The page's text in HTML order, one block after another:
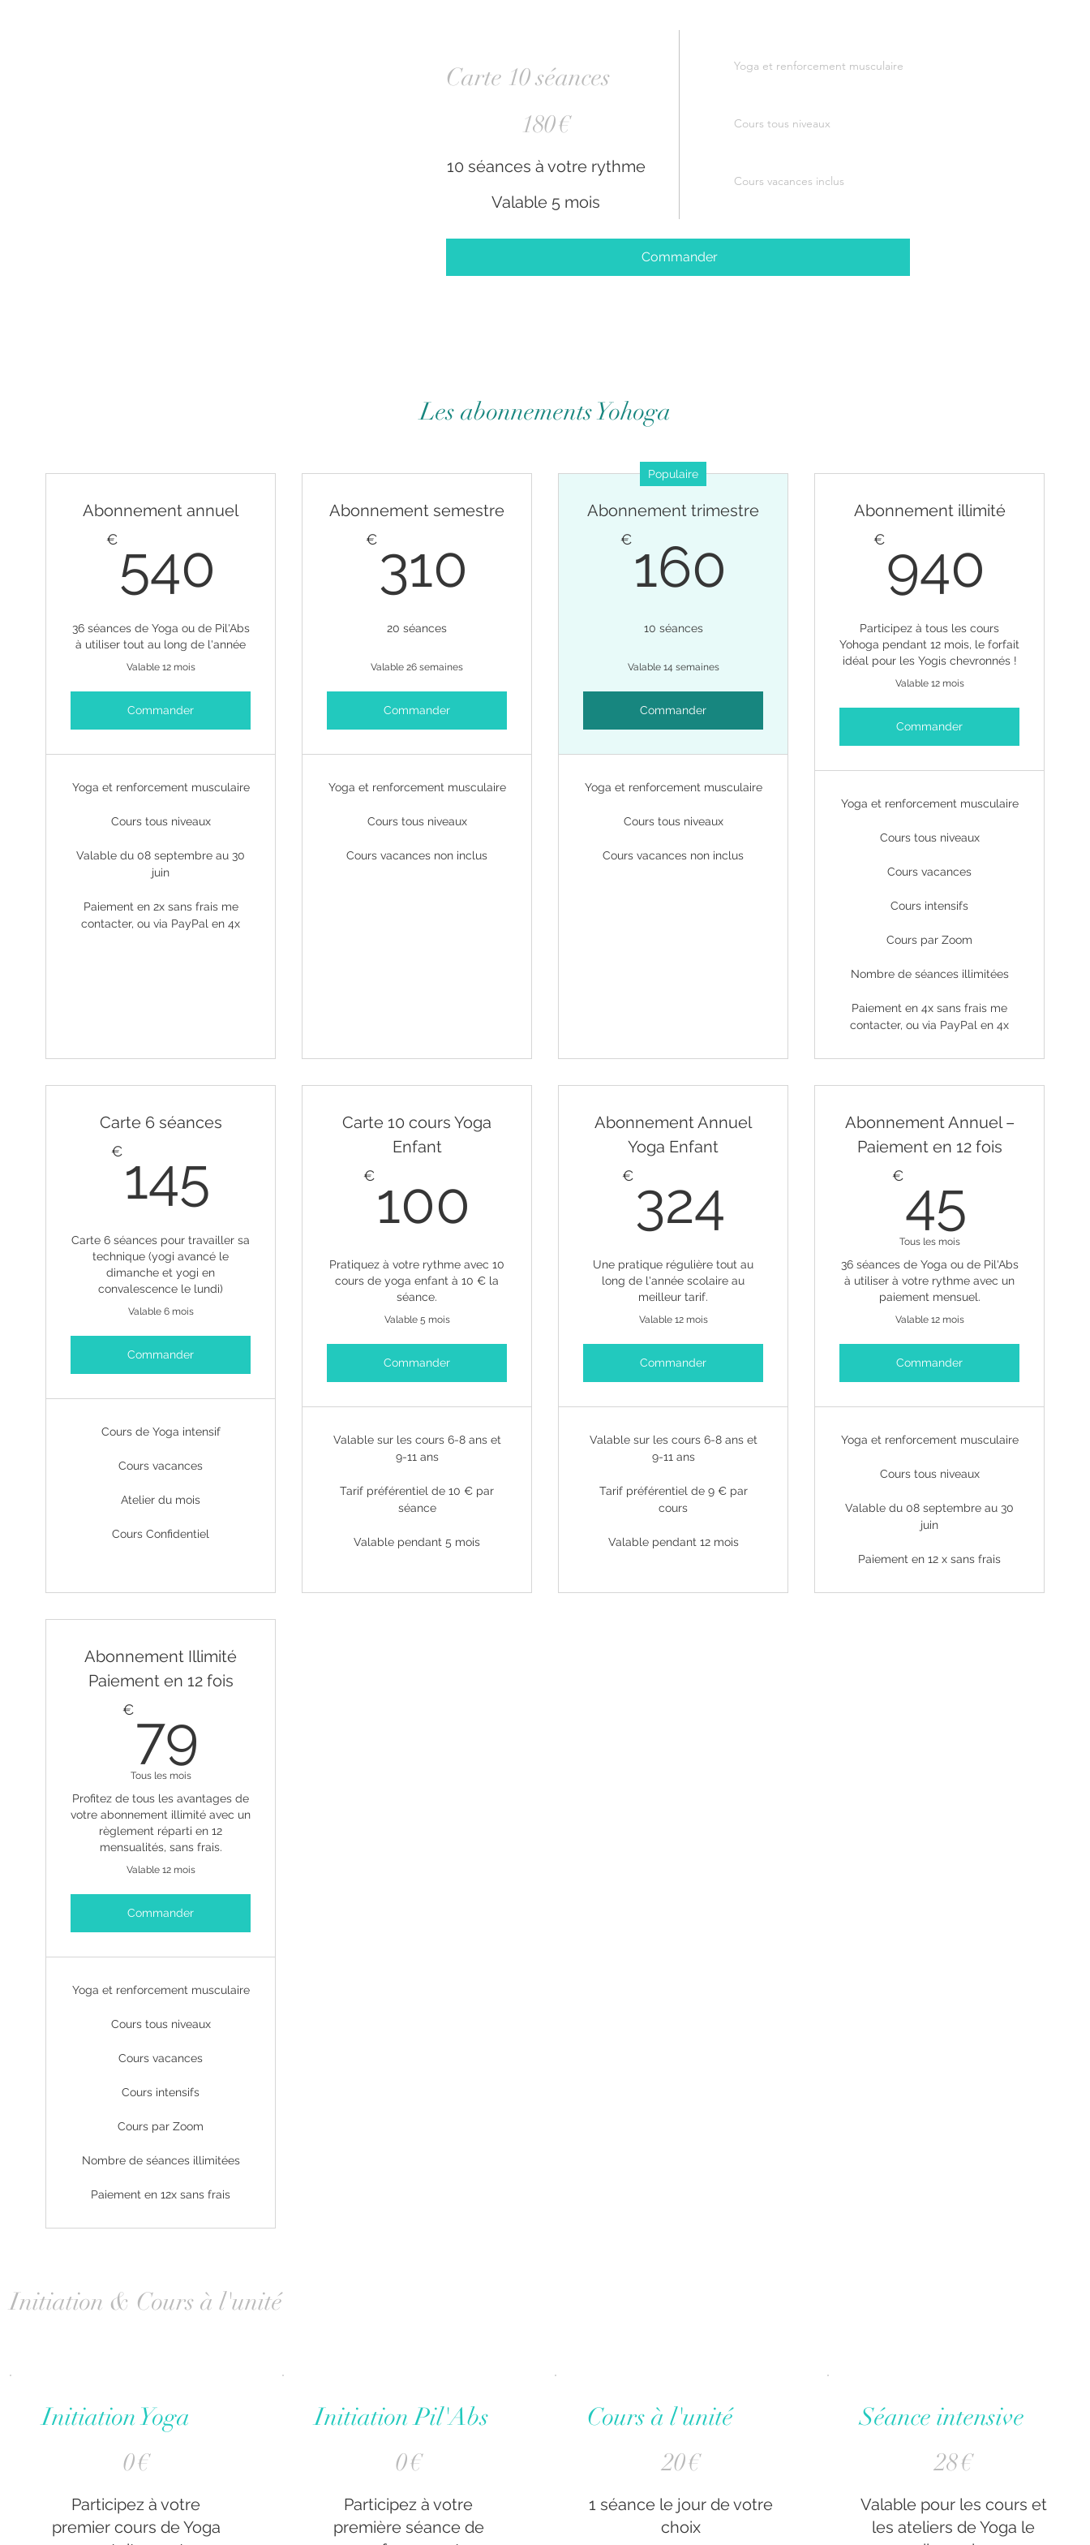
Carte 10 séances
€
180
10 séances à votre rythme
Valable 5 mois
Commander
Yoga et renforcement musculaire
Cours tous niveaux
Cours vacances inclus
Les abonnements Yohoga
Abonnement annuel
€ 540
36 séances de Yoga ou de Pil'Abs
à utiliser tout au long de l'année
Valable 12 mois
Commander
Yoga et renforcement musculaire
Cours tous niveaux
Valable du 08 septembre au 30
juin
Paiement en 2x sans frais me
contacter, ou via PayPal en 4x
Abonnement semestre
€ 310
20 séances
Valable 26 semaines
Commander
Yoga et renforcement musculaire
Cours tous niveaux
Cours vacances non inclus
Populaire
Abonnement trimestre
€ 160
10 séances
Valable 14 semaines
Commander
Yoga et renforcement musculaire
Cours tous niveaux
Cours vacances non inclus
Abonnement illimité
€940
Participez à tous les cours
Yohoga pendant 12 mois, le forfait
idéal pour les Yogis chevronnés !
Valable 12 mois
Commander
Yoga et renforcement musculaire
Cours tous niveaux
Cours vacances
Cours intensifs
Cours par Zoom
Nombre de séances illimitées
Paiement en 4x sans frais me
contacter, ou via PayPal en 4x
Carte 6 séances
€ 145
Carte 6 séances pour travailler sa
technique (yogi avancé le
dimanche et yogi en
convalescence le lundi)
Valable 6 mois
Commander
Cours de Yoga intensif
Cours vacances
Atelier du mois
Cours Confidentiel
Carte 10 cours Yoga
Enfant
€ 100
Pratiquez à votre rythme avec 10
cours de yoga enfant à 10 € la
séance.
Valable 5 mois
Commander
Valable sur les cours 6-8 ans et
9-11 ans
Tarif préférentiel de 10 € par
séance
Valable pendant 5 mois
Abonnement Annuel
Yoga Enfant
€ 324
Une pratique régulière tout au
long de l'année scolaire au
meilleur tarif.
Valable 12 mois
Commander
Valable sur les cours 6-8 ans et
9-11 ans
Tarif préférentiel de 9 € par
cours
Valable pendant 12 mois
Abonnement Annuel –
Paiement en 12 fois
€45
Tous les mois
36 séances de Yoga ou de Pil'Abs
à utiliser à votre rythme avec un
paiement mensuel.
Valable 12 mois
Commander
Yoga et renforcement musculaire
Cours tous niveaux
Valable du 08 septembre au 30
juin
Paiement en 12 x sans frais
Abonnement Illimité
Paiement en 12 fois
€79
Tous les mois
Profitez de tous les avantages de
votre abonnement illimité avec un
règlement réparti en 12
mensualités, sans frais.
Valable 12 mois
Commander
Yoga et renforcement musculaire
Cours tous niveaux
Cours vacances
Cours intensifs
Cours par Zoom
Nombre de séances illimitées
Paiement en 12x sans frais
Initiation Yoga
€
0
Participez à votre
premier cours de Yoga
Initiation Pil'Abs
€
0
Participez à votre
première séance de
Cours à l'unité
€
20
1 séance le jour de votre
choix
Séance intensive
€
28
Valable pour les cours et
les ateliers de Yoga le
Initiation & Cours à l'unité